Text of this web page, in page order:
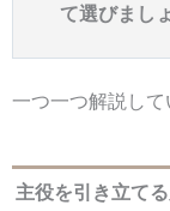
て選びまし
一つ一つ解説し
主役を引き立て